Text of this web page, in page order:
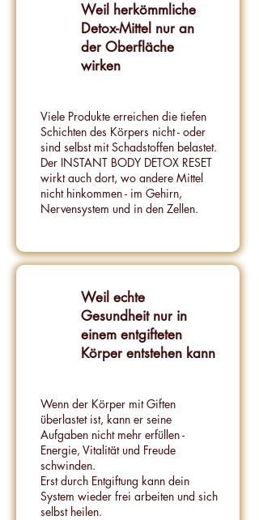
Weil herkömmliche
Detox-Mittel nur an
der Oberfläche
wirken
Viele Produkte erreichen die tiefen
Schichten des Körpers nicht - oder
sind selbst mit Schadstoffen belastet.
Der INSTANT BODY DETOX RESET
wirkt auch dort, wo andere Mittel
nicht hinkommen - im Gehirn,
Nervensystem und in den Zellen.​
Weil echte
Gesundheit nur in
einem entgifteten
Körper entstehen kann
Wenn der Körper mit Giften
überlastet ist, kann er seine
Aufgaben nicht mehr erfüllen -
Energie, Vitalität und Freude
schwinden.
Erst durch Entgiftung kann dein
System wieder frei arbeiten und sich
selbst heilen.